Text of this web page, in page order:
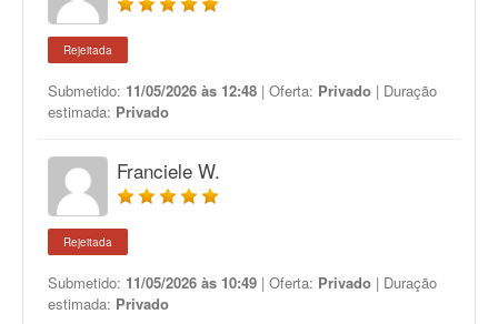
Rejeitada
Submetido: 11/05/2026 às 12:48 | Oferta: Privado | Duração
estimada: Privado
Franciele W.
Rejeitada
Submetido: 11/05/2026 às 10:49 | Oferta: Privado | Duração
estimada: Privado